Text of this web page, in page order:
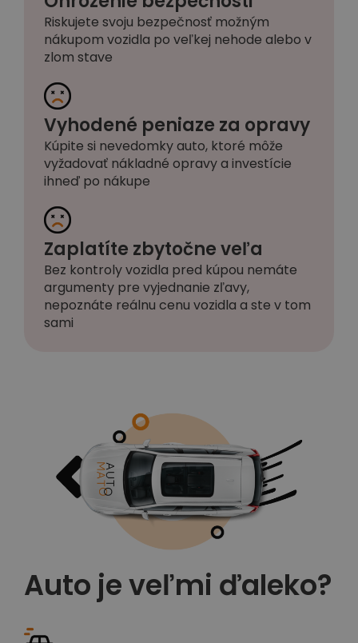
Riskujete svoju bezpečnosť možným
nákupom vozidla po veľkej nehode alebo v
zlom stave
Vyhodené peniaze za opravy
Kúpite si nevedomky auto, ktoré môže
vyžadovať nákladné opravy a investície
ihneď po nákupe
Zaplatíte zbytočne veľa
Bez kontroly vozidla pred kúpou nemáte
argumenty pre vyjednanie zľavy,
nepoznáte reálnu cenu vozidla a ste v tom
sami
Auto je veľmi ďaleko?